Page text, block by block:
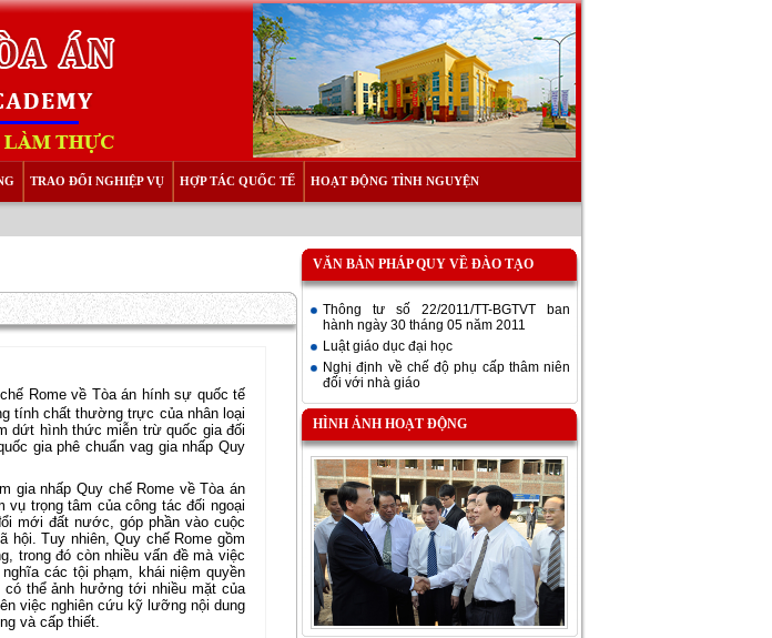
TRAO ĐỔI NGHIỆP VỤ HỢP TÁC QUỐC TẾ HOẠT ĐỘNG TÌNH NGUYỆN
Rome về Tòa án hính sự quốc tế
tính chất thường trực của nhân loại
dứt hình thức miễn trừ quốc gia đối
gia phê chuẩn vag gia nhấp Quy
gia nhấp Quy chế Rome về Tòa án
vụ trọng tâm của công tác đối ngoại
mới đất nước, góp phần vào cuộc
hội. Tuy nhiên, Quy chế Rome gồm
trong đó còn nhiều vấn đề mà việc
các tội phạm, khái niệm quyền
thể ảnh hưởng tới nhiều mặt của
việc nghiên cứu kỹ lưỡng nội dung
và cấp thiết.
VĂN BẢN PHÁP QUY VỀ ĐÀO TẠO
Thông tư số 22/2011/TT-BGTVT ban
hành ngày 30 tháng 05 năm 2011
Luật giáo dục đại học
Nghị định về chế độ phụ cấp thâm niên
đối với nhà giáo
HÌNH ẢNH HOẠT ĐỘNG